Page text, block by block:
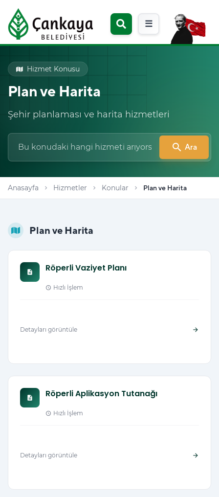
☰
Hizmet Konusu
Plan ve Harita
Şehir planlaması ve harita hizmetleri
search Ara
Anasayfa chevron_right Hizmetler chevron_right Konular chevron_right Plan ve Harita
Plan ve Harita
description Röperli Vaziyet Planı
schedule Hızlı İşlem
Detayları görüntüle arrow_forward
description Röperli Aplikasyon Tutanağı
schedule Hızlı İşlem
Detayları görüntüle arrow_forward